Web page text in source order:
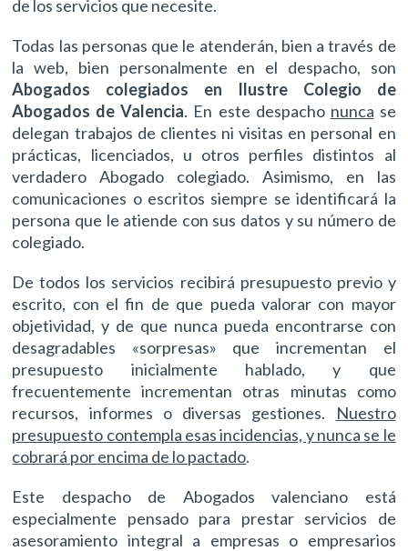
de los servicios que necesite.
Todas las personas que le atenderán, bien a través de
la web, bien personalmente en el despacho, son
Abogados colegiados en Ilustre Colegio de
Abogados de Valencia. En este despacho nunca se
delegan trabajos de clientes ni visitas en personal en
prácticas, licenciados, u otros perfiles distintos al
verdadero Abogado colegiado. Asimismo, en las
comunicaciones o escritos siempre se identificará la
persona que le atiende con sus datos y su número de
colegiado.
De todos los servicios recibirá presupuesto previo y
escrito, con el fin de que pueda valorar con mayor
objetividad, y de que nunca pueda encontrarse con
desagradables «sorpresas» que incrementan el
presupuesto inicialmente hablado, y que
frecuentemente incrementan otras minutas como
recursos, informes o diversas gestiones.
Nuestro
presupuesto contempla esas incidencias, y nunca se le
cobrará por encima de lo pactado.
Este despacho de Abogados valenciano está
especialmente pensado para prestar servicios de
asesoramiento integral a empresas o empresarios